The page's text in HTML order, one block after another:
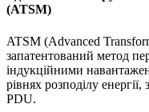
(ATSM)
ATSM (Advanced
запатентований метод
індукційними
рівнях розподілу
PDU.